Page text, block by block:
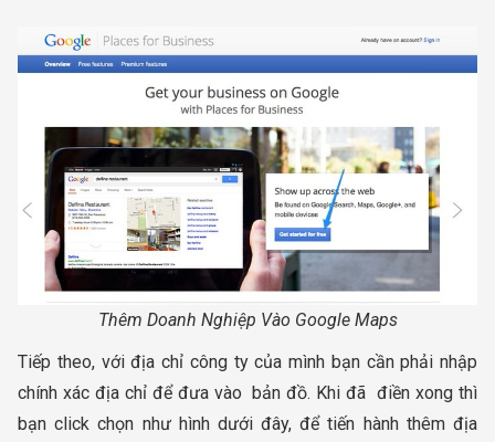
Thêm Doanh Nghiệp Vào Google Maps
Tiếp theo, với địa chỉ công ty của mình bạn cần phải nhập
chính xác địa chỉ để đưa vào bản đồ. Khi đã điền xong thì
bạn click chọn như hình dưới đây, để tiến hành thêm địa